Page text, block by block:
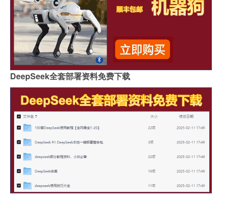
DeepSeek全套部署资料免费下载